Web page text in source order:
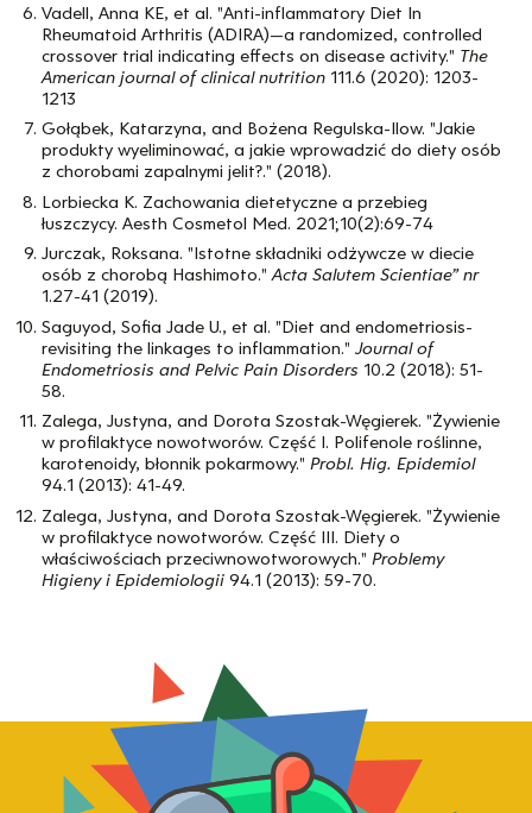
Vadell, Anna KE, et al. "Anti-inflammatory Diet In
Rheumatoid Arthritis (ADIRA)—a randomized, controlled
crossover trial indicating effects on disease activity." The
American journal of clinical nutrition 111.6 (2020): 1203-
1213
Gołąbek, Katarzyna, and Bożena Regulska-Ilow. "Jakie
produkty wyeliminować, a jakie wprowadzić do diety osób
z chorobami zapalnymi jelit?." (2018).
Lorbiecka K. Zachowania dietetyczne a przebieg
łuszczycy. Aesth Cosmetol Med. 2021;10(2):69-74
Jurczak, Roksana. "Istotne składniki odżywcze w diecie
osób z chorobą Hashimoto."Acta Salutem Scientiae” nr
1.27-41 (2019).
Saguyod, Sofia Jade U., et al. "Diet and endometriosis-
revisiting the linkages to inflammation." Journal of
Endometriosis and Pelvic Pain Disorders 10.2 (2018): 51-
58.
Zalega, Justyna, and Dorota Szostak-Węgierek. "Żywienie
w profilaktyce nowotworów. Część I. Polifenole roślinne,
karotenoidy, błonnik pokarmowy." Probl. Hig. Epidemiol
94.1 (2013): 41-49.
Zalega, Justyna, and Dorota Szostak-Węgierek. "Żywienie
w profilaktyce nowotworów. Część III. Diety o
właściwościach przeciwnowotworowych." Problemy
Higieny i Epidemiologii 94.1 (2013): 59-70.